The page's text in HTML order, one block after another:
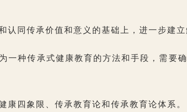
认同传承价值和意义的基础上，进一步建立
一种传承式健康教育的方法和手段，需要
四象限、传承教育论和传承教育论体系。